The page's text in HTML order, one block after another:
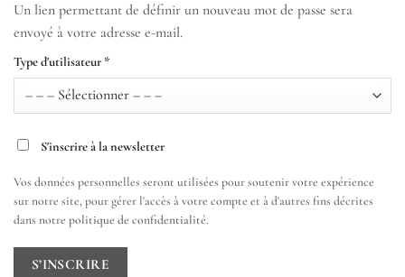
Un lien permettant de définir un nouveau mot de passe sera
envoyé à votre adresse e-mail.
Type d'utilisateur *
S'inscrire à la newsletter
Vos données personnelles seront utilisées pour soutenir votre expérience
sur notre site, pour gérer l'accès à votre compte et à d'autres fins décrites
dans notre politique de confidentialité.
S’INSCRIRE